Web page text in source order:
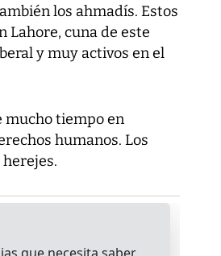
los ahmadís. Estos
Lahore, cuna de este
y muy activos en el
mucho tiempo en
humanos. Los